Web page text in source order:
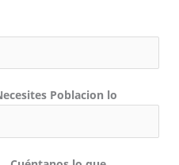
Poblacion lo